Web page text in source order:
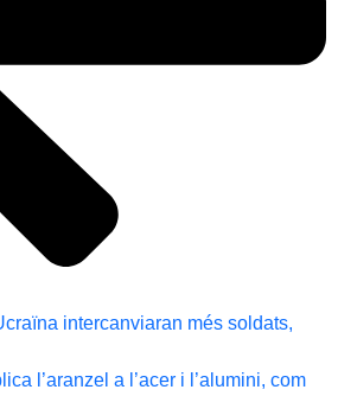
intercanviaran més soldats,
l’aranzel a l’acer i l’alumini, com